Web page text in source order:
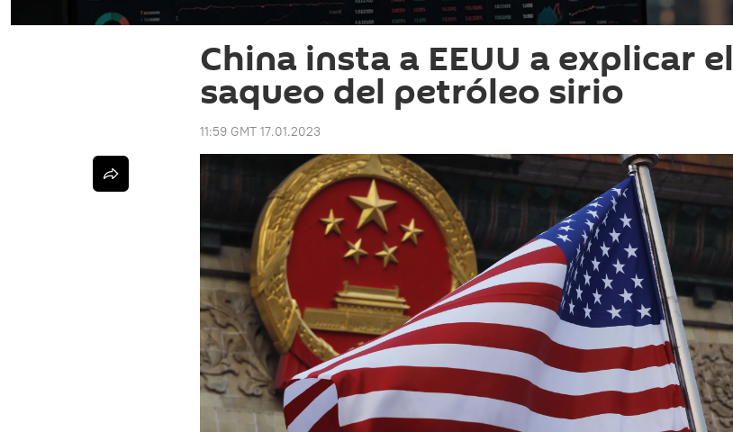
China insta a EEUU a explicar el
saqueo del petróleo sirio
11:59 GMT 17.01.2023